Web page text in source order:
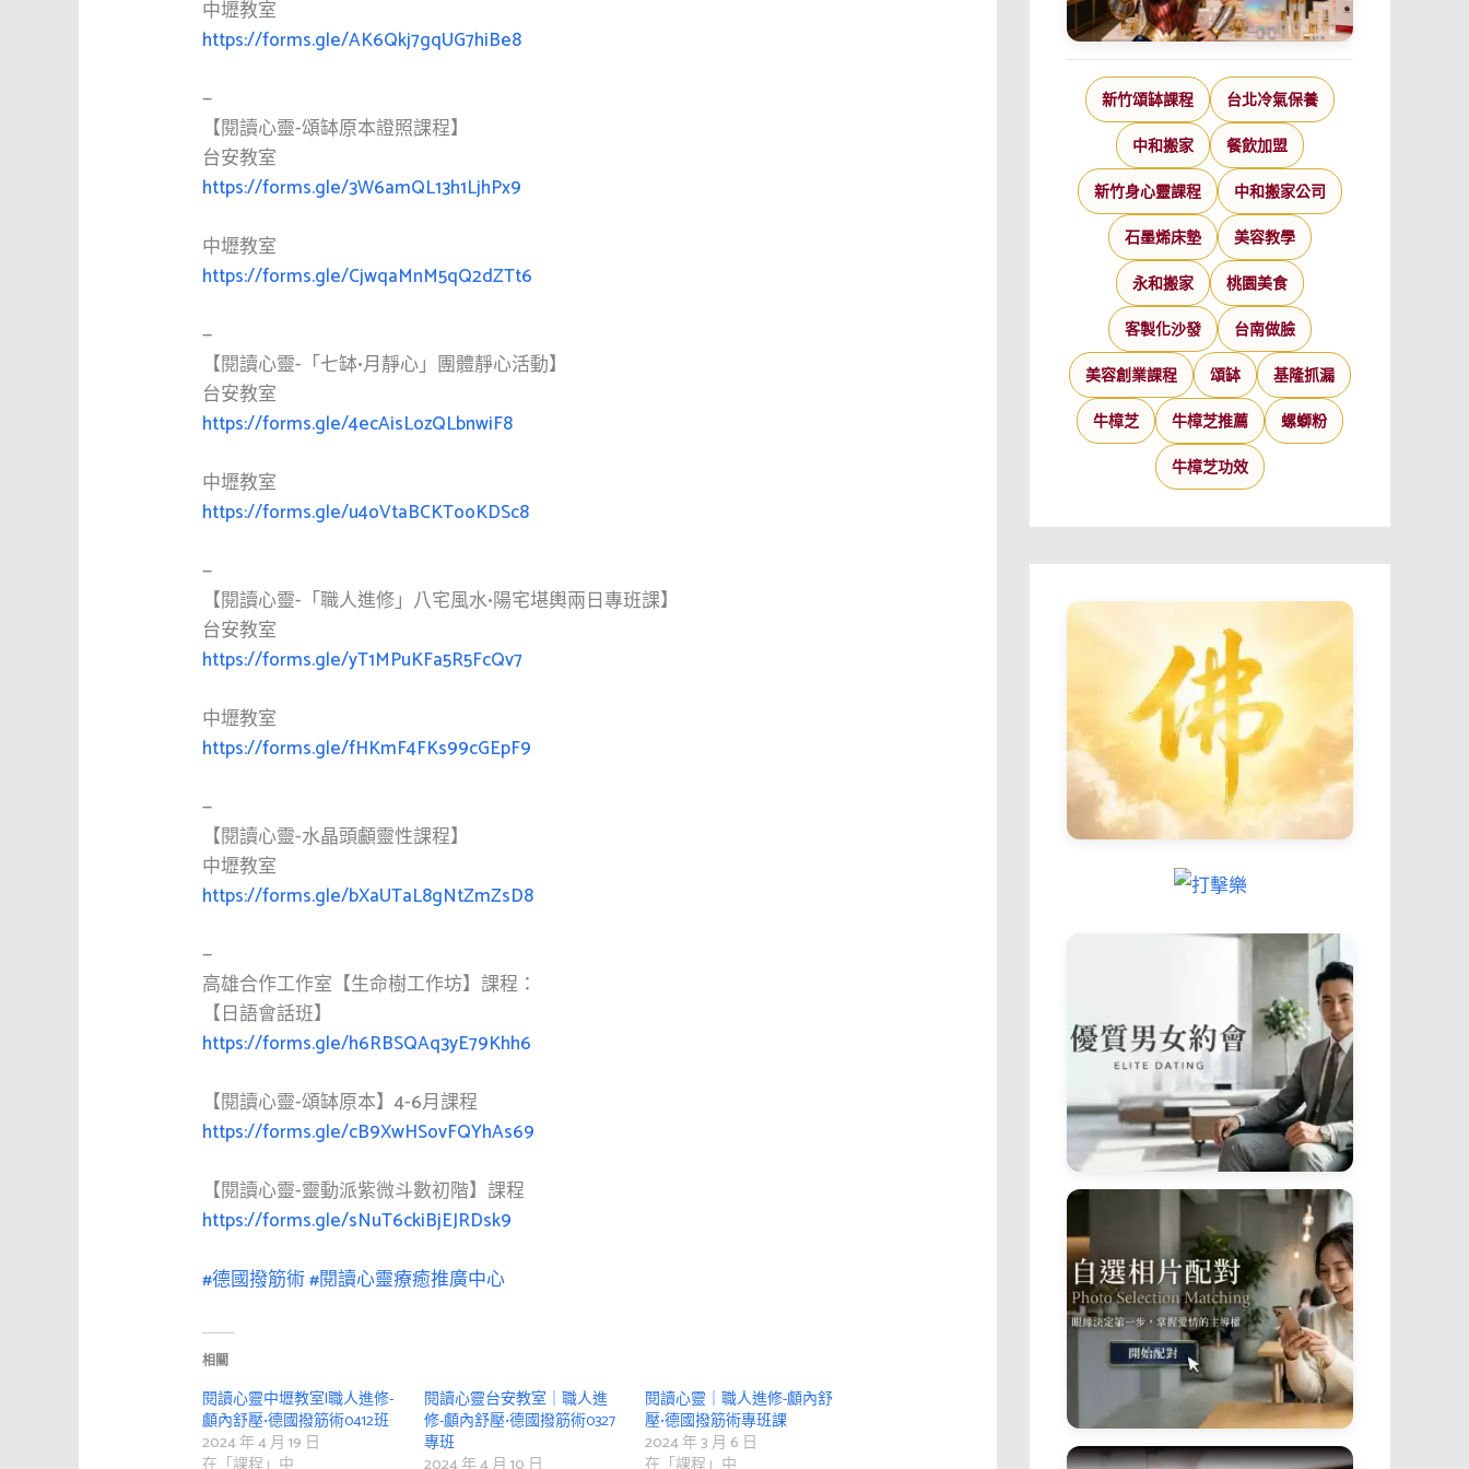
中壢教室
https://forms.gle/AK6Qkj7gqUG7hiBe8
—
【閱讀心靈-頌缽原本證照課程】
台安教室
https://forms.gle/3W6amQL13h1LjhPx9
中壢教室
https://forms.gle/CjwqaMnM5qQ2dZTt6
—
【閱讀心靈-「七缽•月靜心」團體靜心活動】
台安教室
https://forms.gle/4ecAisLozQLbnwiF8
中壢教室
https://forms.gle/u4oVtaBCKTooKDSc8
—
【閱讀心靈-「職人進修」八宅風水•陽宅堪輿兩日專班課】
台安教室
https://forms.gle/yT1MPuKFa5R5FcQv7
中壢教室
https://forms.gle/fHKmF4FKs99cGEpF9
—
【閱讀心靈-水晶頭顱靈性課程】
中壢教室
https://forms.gle/bXaUTaL8gNtZmZsD8
—
高雄合作工作室【生命樹工作坊】課程：
【日語會話班】
https://forms.gle/h6RBSQAq3yE79Khh6
【閱讀心靈-頌缽原本】4-6月課程
https://forms.gle/cB9XwHSovFQYhAs69
【閱讀心靈-靈動派紫微斗數初階】課程
https://forms.gle/sNuT6ckiBjEJRDsk9
#德國撥筋術#閱讀心靈療癒推廣中心
相關
閱讀心靈中壢教室|職人進修-
顱內舒壓•德國撥筋術0412班
2024 年 4 月 19 日
閱讀心靈台安教室｜職人進
修-顱內舒壓•德國撥筋術0327
專班
閱讀心靈｜職人進修-顱內舒
壓•德國撥筋術專班課
2024 年 3 月 6 日
新竹頌缽課程 台北冷氣保養
中和搬家 餐飲加盟
新竹身心靈課程 中和搬家公司
石墨烯床墊 美容教學
永和搬家 桃園美食
客製化沙發 台南做臉
美容創業課程 頌缽 基隆抓漏
牛樟芝 牛樟芝推薦 螺螄粉
牛樟芝功效